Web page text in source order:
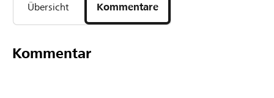
Übersicht Kommentare
Kommentar